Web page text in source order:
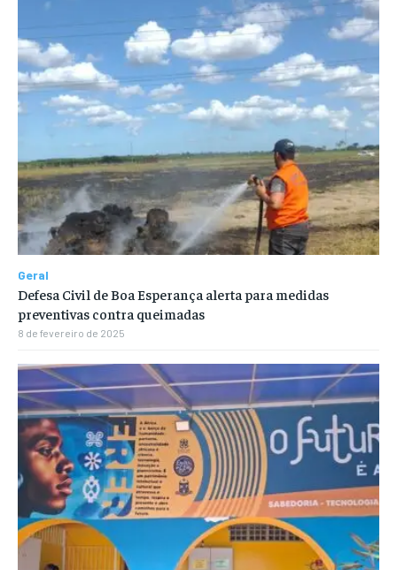
Geral
Defesa Civil de Boa Esperança alerta para medidas
preventivas contra queimadas
8 de fevereiro de 2025